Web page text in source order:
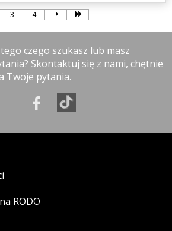
3 4
czego szukasz lub masz
Skontaktuj się z nami, chętnie
Twoje pytania.
RODO